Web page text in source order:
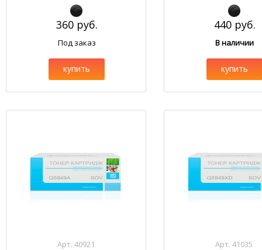
360 руб.
Под заказ
купить
440 руб.
В наличии
купить
Арт. 40921
Арт. 41035